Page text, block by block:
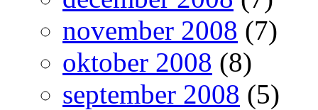
november 2008 (7)
oktober 2008 (8)
september 2008 (5)